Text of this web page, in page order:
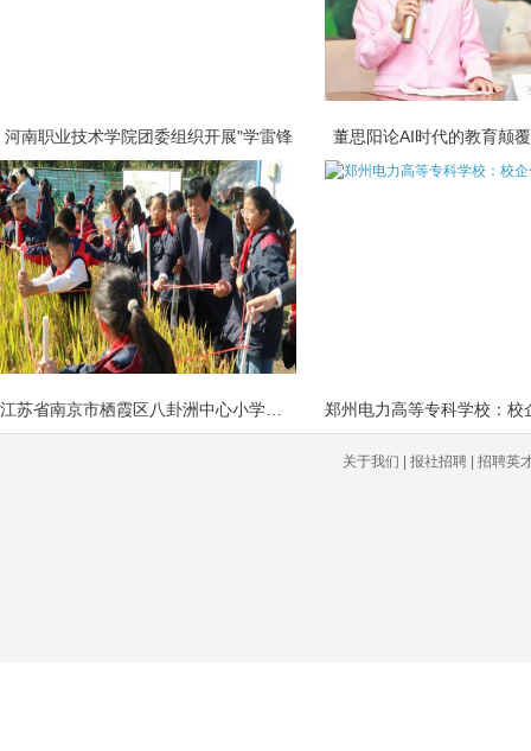
河南职业技术学院团委组织开展"学雷锋 董思阳论AI时代的教育颠
关于我们 | 报社招聘 | 招聘英